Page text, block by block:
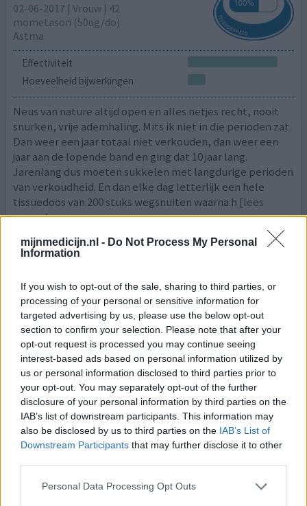
mijnmedicijn.nl - Do Not Process My Personal
Information
If you wish to opt-out of the sale, sharing to third parties, or
processing of your personal or sensitive information for
targeted advertising by us, please use the below opt-out
section to confirm your selection. Please note that after your
opt-out request is processed you may continue seeing
interest-based ads based on personal information utilized by
us or personal information disclosed to third parties prior to
your opt-out. You may separately opt-out of the further
disclosure of your personal information by third parties on the
IAB’s list of downstream participants. This information may
also be disclosed by us to third parties on the IAB’s List of
Downstream Participants that may further disclose it to other
Personal Data Processing Opt Outs
02-06-2017 | Vrouw | 42
mometason (50ug/do)
Astma
Effectiviteit
Hoeveelheid bijwerkingen
Neus van nature altijd open en alles netjes recht, nooit
snurken, vrije ademhaling. Mits ik niet in die perioden zat.
Dan weer een jaar totaal niet verkouden, dan weer een
jaar aan de lopende band en ging dat 10 jaar lang.
Jarenlang dus moeten sukkelen met langdurige perioden
van verkoudheid. En dan elke dag letterlijk een hele
tissuedoos van 200 stuks wegsnuiten waarna h [lees
meer...]
geef mening 0 reacties
Nasonex
18-01-2017 | Man | 55
mometason (50ug/do)
Bijholteontsteking
Effectiviteit
Hoeveelheid bijwerkingen
Jaren last van verstopping aan 1 kant door lichte niet
pijnlijke bijholteontsteking die erger werd in de winter.
Nasonex werkt prima bij mij en ben al bijna van de
klachten af zonder ook maar een enkele bijwerking.